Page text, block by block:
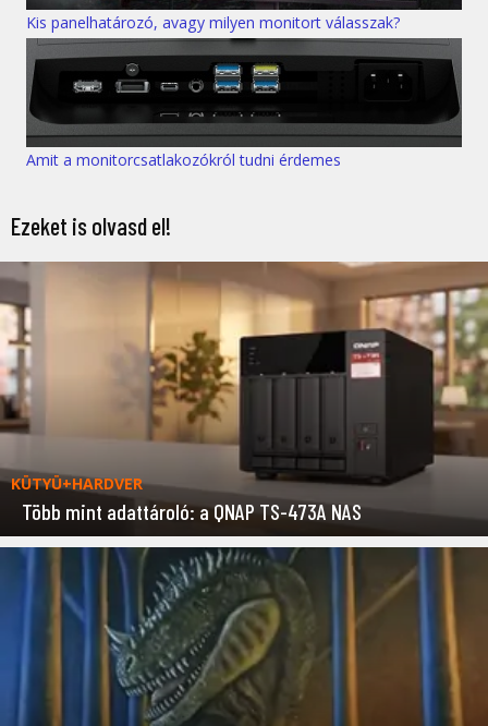
Kis panelhatározó, avagy milyen monitort válasszak?
Amit a monitorcsatlakozókról tudni érdemes
Ezeket is olvasd el!
KÜTYÜ+HARDVER
Több mint adattároló: a QNAP TS-473A NAS